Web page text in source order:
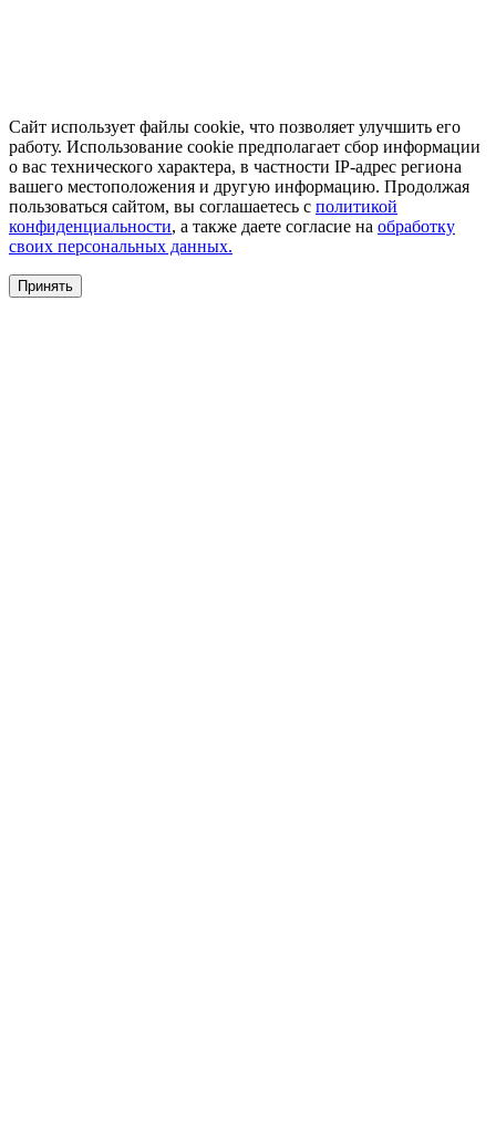
Сайт использует файлы cookie, что позволяет улучшить его
работу. Использование cookie предполагает сбор информации
о вас технического характера, в частности IP-адрес региона
вашего местоположения и другую информацию. Продолжая
пользоваться сайтом, вы соглашаетесь с политикой
конфиденциальности, а также даете согласие на обработку
своих персональных данных.
Принять